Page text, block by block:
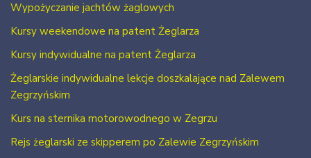
Wypożyczanie jachtów żaglowych
Kursy weekendowe na patent Żeglarza
Kursy indywidualne na patent Żeglarza
Żeglarskie indywidualne lekcje doszkalające nad Zalewem
Zegrzyńskim
Kurs na sternika motorowodnego w Zegrzu
Rejs żeglarski ze skipperem po Zalewie Zegrzyńskim